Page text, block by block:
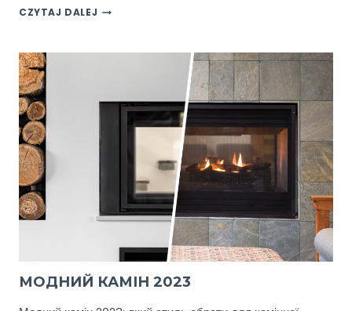
CZYTAJ DALEJ ЯК
В
ЧИ
ЗВЕРХУ?
МОДНИЙ КАМІН 2023